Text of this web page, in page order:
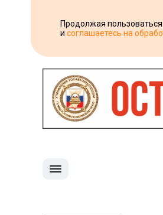
Продолжая
и соглашаетесь на